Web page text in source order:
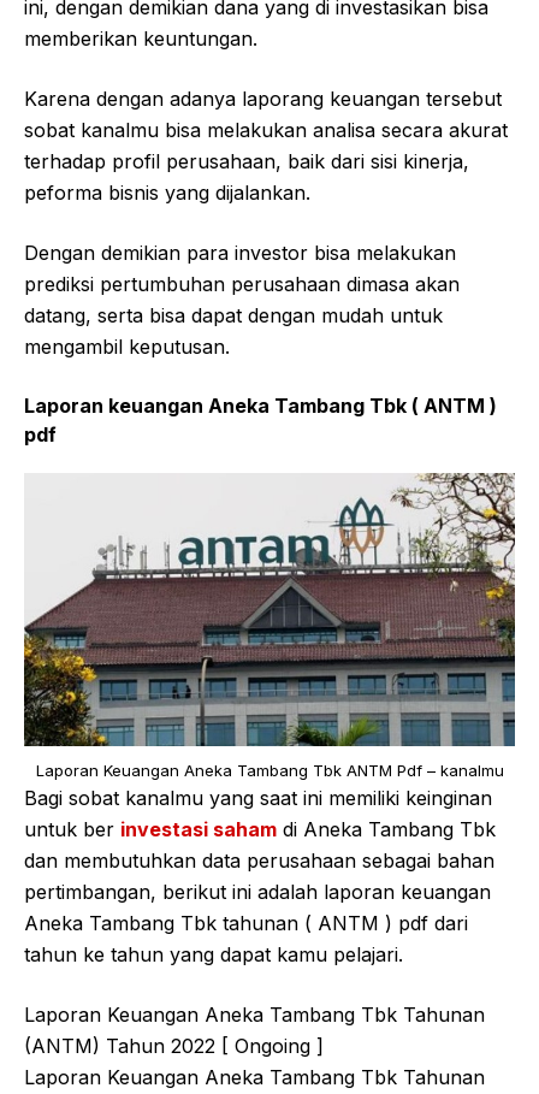
ini, dengan demikian dana yang di investasikan bisa
memberikan keuntungan.
Karena dengan adanya laporang keuangan tersebut
sobat kanalmu bisa melakukan analisa secara akurat
terhadap profil perusahaan, baik dari sisi kinerja,
peforma bisnis yang dijalankan.
Dengan demikian para investor bisa melakukan
prediksi pertumbuhan perusahaan dimasa akan
datang, serta bisa dapat dengan mudah untuk
mengambil keputusan.
Laporan keuangan Aneka Tambang Tbk ( ANTM )
pdf
Laporan Keuangan Aneka Tambang Tbk ANTM Pdf – kanalmu
Bagi sobat kanalmu yang saat ini memiliki keinginan
untuk ber investasi saham di Aneka Tambang Tbk
dan membutuhkan data perusahaan sebagai bahan
pertimbangan, berikut ini adalah laporan keuangan
Aneka Tambang Tbk tahunan ( ANTM ) pdf dari
tahun ke tahun yang dapat kamu pelajari.
Laporan Keuangan Aneka Tambang Tbk Tahunan
(ANTM) Tahun 2022 [ Ongoing ]
Laporan Keuangan Aneka Tambang Tbk Tahunan